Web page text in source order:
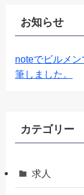
お知らせ
noteでビルメ
筆しました。
カテゴリー
求人